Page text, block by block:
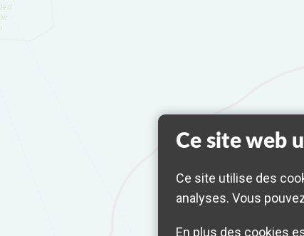
Ce site web
Ce site utilise des
analyses. Vous
En plus des cookies